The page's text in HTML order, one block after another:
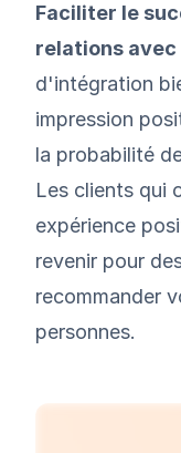
Faciliter le
relations
d'intégration
impression
la probabilité
Les clients qui
expérience
revenir pour
recommander
personnes.